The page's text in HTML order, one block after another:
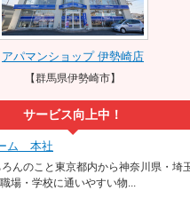
アパマンショップ 伊勢崎店
【群馬県伊勢崎市】
サービス向上中！
ム 本社
んのこと東京都内から神奈川県・埼
場・学校に通いやすい物...